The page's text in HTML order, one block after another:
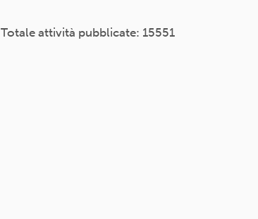
Totale attività pubblicate: 15551